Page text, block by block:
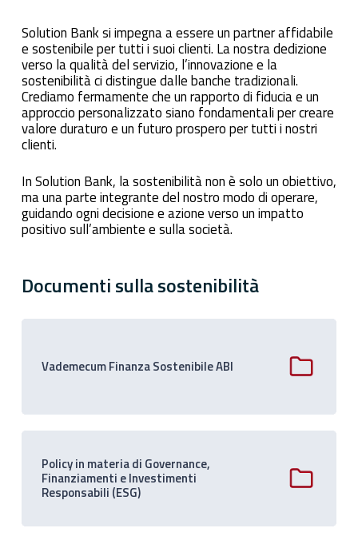
Solution Bank si impegna a essere un partner affidabile
e sostenibile per tutti i suoi clienti. La nostra dedizione
verso la qualità del servizio, l’innovazione e la
sostenibilità ci distingue dalle banche tradizionali.
Crediamo fermamente che un rapporto di fiducia e un
approccio personalizzato siano fondamentali per creare
valore duraturo e un futuro prospero per tutti i nostri
clienti.
In Solution Bank, la sostenibilità non è solo un obiettivo,
ma una parte integrante del nostro modo di operare,
guidando ogni decisione e azione verso un impatto
positivo sull’ambiente e sulla società.
Documenti sulla sostenibilità
Vademecum Finanza Sostenibile ABI
Policy in materia di Governance,
Finanziamenti e Investimenti
Responsabili (ESG)